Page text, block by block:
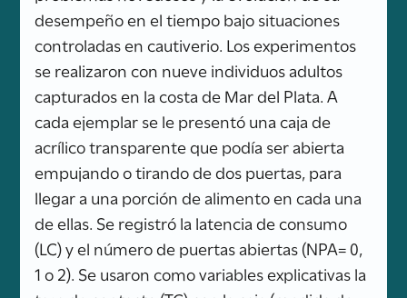
desempeño en el tiempo bajo situaciones
controladas en cautiverio. Los experimentos
se realizaron con nueve individuos adultos
capturados en la costa de Mar del Plata. A
cada ejemplar se le presentó una caja de
acrílico transparente que podía ser abierta
empujando o tirando de dos puertas, para
llegar a una porción de alimento en cada una
de ellas. Se registró la latencia de consumo
(LC) y el número de puertas abiertas (NPA= 0,
1 o 2). Se usaron como variables explicativas la